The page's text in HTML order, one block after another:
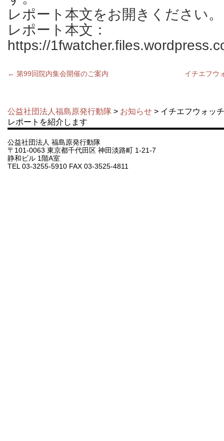
レポート本文をお開きください。
レポート本文：
https://
← 第99回院内集会開催のご案内 イチエフウ
公益社団法人福島原発行動隊 > お知らせ > イチエフウォッ
レポートを紹介します
公益社団法人 福島原発行動隊
〒101-0063 東京都千代田区 神田淡路町 1-21-7
静和ビル 1階A室
TEL 03-3255-5910 FAX 03-3525-4811